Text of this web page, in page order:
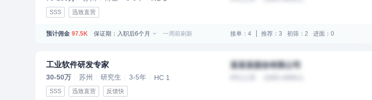
SSS 迅致直营
预计佣金 97.5K 保证期：入职后6个月 一周前刷新 接单：4 推荐：3 初筛：2 进面：0
工业软件研发专家
30-50万 苏州 研究生 3-5年 HC 1
SSS 迅致直营 反馈快
某某某股份有限公司